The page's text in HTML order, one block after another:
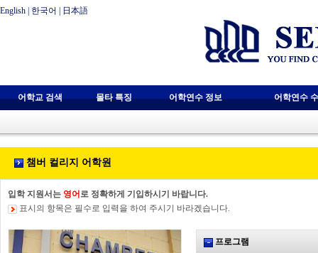
English 한국어 日本語
어학교 검색 몰타 특징 어학연수 정보 어학연수
챔버 컬리지 어학원
입학 지원서는 영어 로 정확하게 기입하시기 바랍니다.
표시의 항목은 필수로 입력을 하여 주시기 바라겠습니다.
프로그램